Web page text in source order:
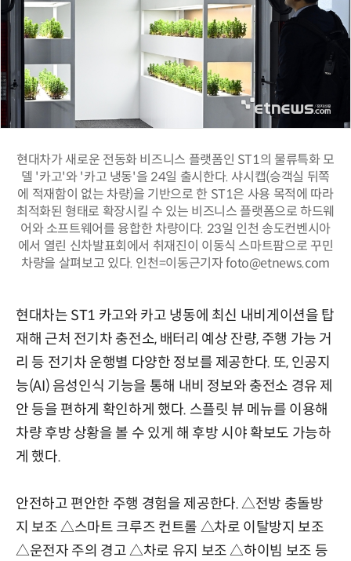
현대차가 새로운 전동화 비즈니스 플랫폼인 ST1의 물류특화 모
델 '카고'와 '카고 냉동'을 24일 출시한다. 샤시캡(승객실 뒤쪽
에 적재함이 없는 차량)을 기반으로 한 ST1은 사용 목적에 따라
최적화된 형태로 확장시킬 수 있는 비즈니스 플랫폼으로 하드웨
어와 소프트웨어를 융합한 차량이다. 23일 인천 송도컨벤시아
에서 열린 신차발표회에서 취재진이 이동식 스마트팜으로 꾸민
차량을 살펴보고 있다. 인천=이동근기자 foto@etnews.com
현대차는 ST1 카고와 카고 냉동에 최신 내비게이션을 탑
재해 근처 전기차 충전소, 배터리 예상 잔량, 주행 가능 거
리 등 전기차 운행별 다양한 정보를 제공한다. 또, 인공지
능(AI) 음성인식 기능을 통해 내비 정보와 충전소 경유 제
안 등을 편하게 확인하게 했다. 스플릿 뷰 메뉴를 이용해
차량 후방 상황을 볼 수 있게 해 후방 시야 확보도 가능하
게 했다.
안전하고 편안한 주행 경험을 제공한다. △전방 충돌방
지 보조 △스마트 크루즈 컨트롤 △차로 이탈방지 보조
△운전자 주의 경고 △차로 유지 보조 △하이빔 보조 등